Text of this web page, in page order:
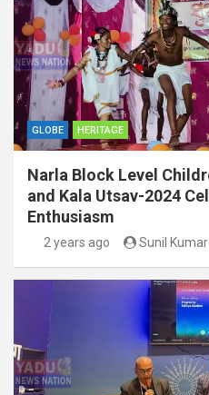
GLOBE HERITAGE
Narla Block Level
and Kala Utsav-2024
Enthusiasm
2 years ago Sunil